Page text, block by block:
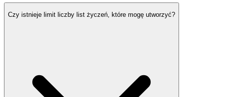
Czy istnieje limit liczby list życzeń, które mogę utworzyć?